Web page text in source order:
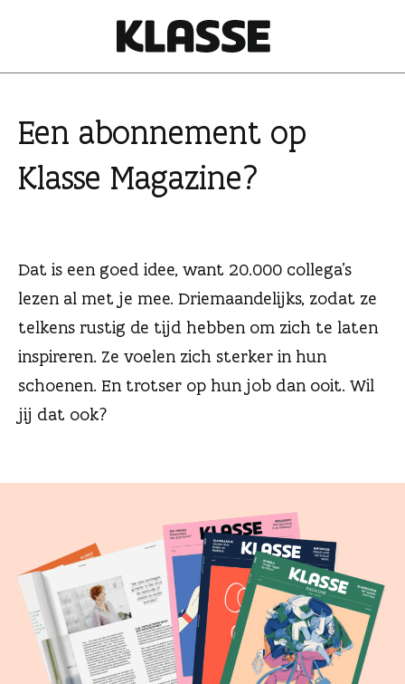
s
e
Een abonnement op
Klasse Magazine?
Dat is een goed idee, want 20.000 collega’s
lezen al met je mee. Driemaandelijks, zodat ze
telkens rustig de tijd hebben om zich te laten
inspireren. Ze voelen zich sterker in hun
schoenen. En trotser op hun job dan ooit. Wil
jij dat ook?